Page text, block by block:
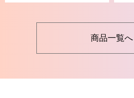
商品一覧へ